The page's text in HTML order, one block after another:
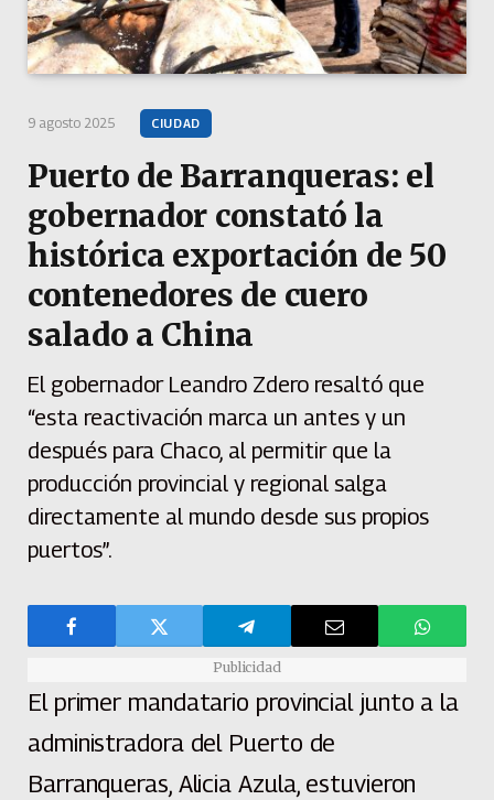
9 agosto 2025 CIUDAD
Puerto de Barranqueras: el
gobernador constató la
histórica exportación de 50
contenedores de cuero
salado a China
El gobernador Leandro Zdero resaltó que
“esta reactivación marca un antes y un
después para Chaco, al permitir que la
producción provincial y regional salga
directamente al mundo desde sus propios
puertos”.
Publicidad
El primer mandatario provincial junto a la
administradora del Puerto de
Barranqueras, Alicia Azula, estuvieron